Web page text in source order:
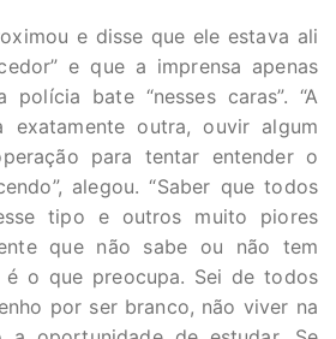
e disse que ele estava ali
e que a imprensa apenas
polícia bate “nesses caras”. “A
exatamente outra, ouvir algum
para tentar entender o
alegou. “Saber que todos
tipo e outros muito piores
que não sabe ou não tem
é o que preocupa. Sei de todos
por ser branco, não viver na